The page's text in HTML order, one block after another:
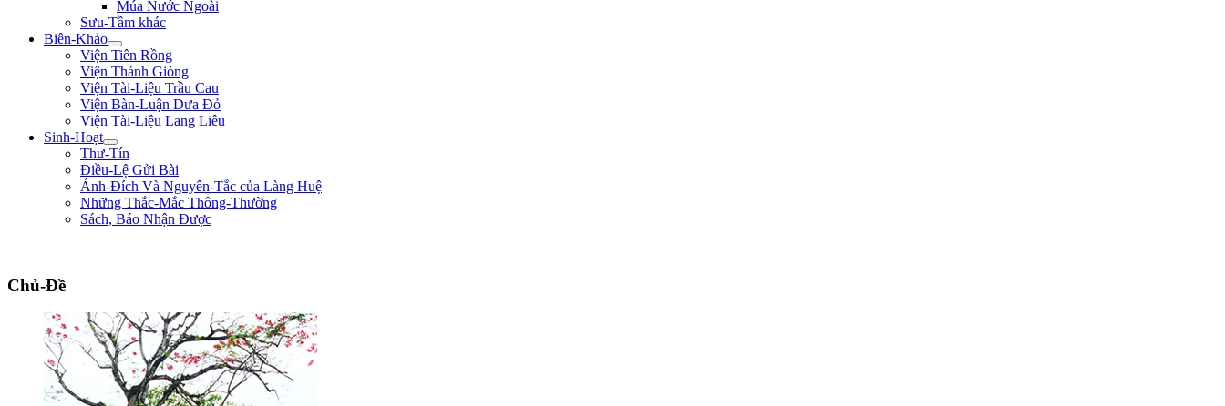
Múa Nước Ngoài
Sưu-Tầm khác
Biên-Khảo
Viện Tiên Rồng
Viện Thánh Gióng
Viện Tài-Liệu Trầu Cau
Viện Bàn-Luận Dưa Đỏ
Viện Tài-Liệu Lang Liêu
Sinh-Hoạt
Thư-Tín
Điều-Lệ Gửi Bài
Ảnh-Đích Và Nguyên-Tắc của Làng Huệ
Những Thắc-Mắc Thông-Thường
Sách, Báo Nhận Được
Chủ-Đề